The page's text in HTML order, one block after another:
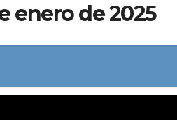
enero de 2025